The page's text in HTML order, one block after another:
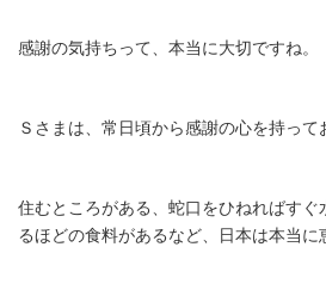
感謝の気持ちって、本当に大切ですね。
Ｓさまは、常日頃から感謝の心を持って
住むところがある、蛇口をひねればす
るほどの食料があるなど、日本は本当に